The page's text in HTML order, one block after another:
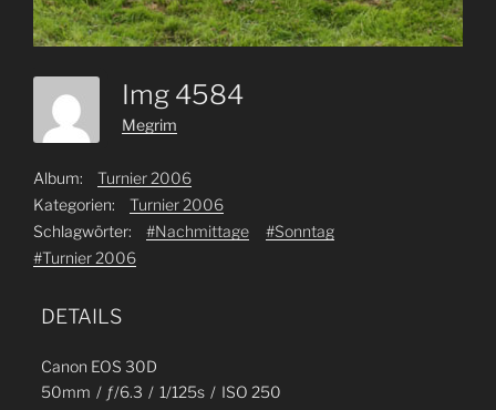
Img 4584
Megrim
Album:
Turnier 2006
Kategorien:
Turnier 2006
Schlagwörter:
#Nachmittage
#Sonntag
#Turnier 2006
DETAILS
Canon EOS 30D
50mm / ƒ/6.3 / 1/125s / ISO 250